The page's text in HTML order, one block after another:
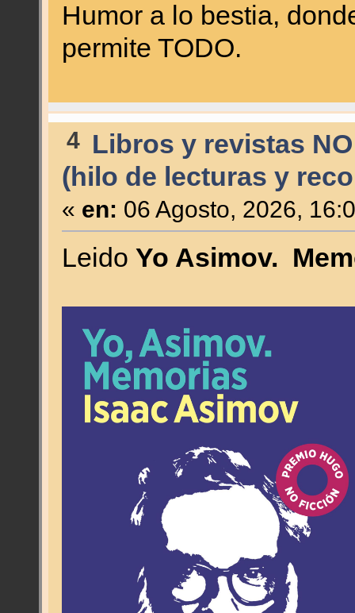
Humor a lo bestia,
permite TODO.
4 Libros y revistas
(hilo de lecturas y
« en: 06 Agosto, 2026,
Leido Yo Asimov.